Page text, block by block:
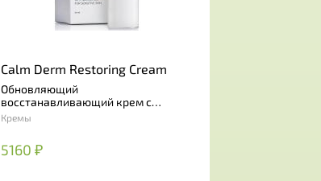
Calm Derm Restoring Cream
Обновляющий
восстанавливающий крем с
бакучиолом
Кремы
5160 ₽